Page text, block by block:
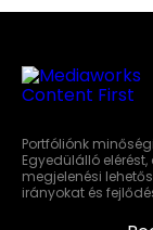
Portfóliónk
Egyedülálló
megjelenési
irányokat és